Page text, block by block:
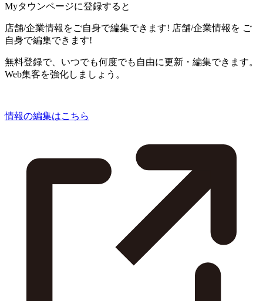
Myタウンページに登録すると
店舗/企業情報をご自身で編集できます! 店舗/企業情報を ご
自身で編集できます!
無料登録で、いつでも何度でも自由に更新・編集できます。
Web集客を強化しましょう。
情報の編集はこちら